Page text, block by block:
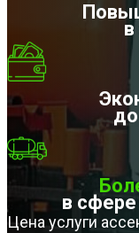
до
в сфере
Цена услуги